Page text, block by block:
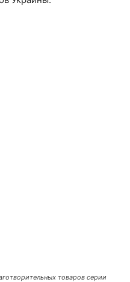
товаров серии